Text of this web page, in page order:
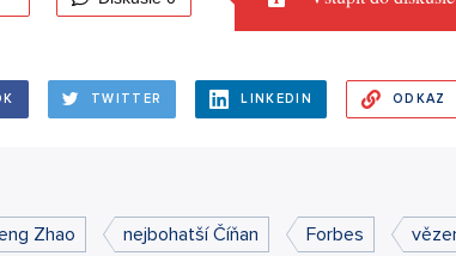
TWITTER LINKEDIN ODKAZ
Zhao nejbohatší Číňan Forbes